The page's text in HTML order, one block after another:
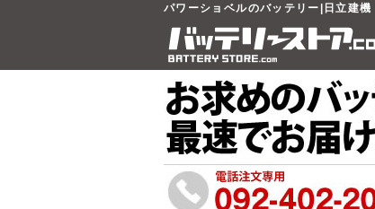
パワーショベルのバッテリー|日立建機 |